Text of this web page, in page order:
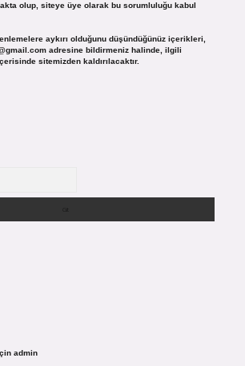
olup, siteye üye olarak bu sorumluluğu kabul
aykırı olduğunu düşündüğünüz içerikleri,
adresine bildirmeniz halinde, ilgili
sitemizden kaldırılacaktır.
admin